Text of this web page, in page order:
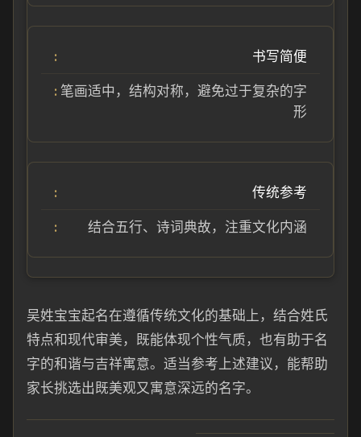
书写简便
笔画适中，结构对称，避免过于复杂的字
形
传统参考
结合五行、诗词典故，注重文化内涵
吴姓宝宝起名在遵循传统文化的基础上，结合姓氏
特点和现代审美，既能体现个性气质，也有助于名
字的和谐与吉祥寓意。适当参考上述建议，能帮助
家长挑选出既美观又寓意深远的名字。